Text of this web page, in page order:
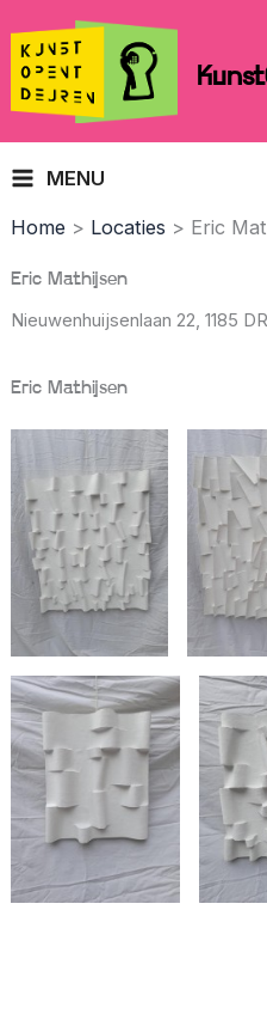
content
MENU
Home Locaties Eric
Eric Mathijsen
Nieuwenhuijsenlaan 22, 1185
Eric Mathijsen